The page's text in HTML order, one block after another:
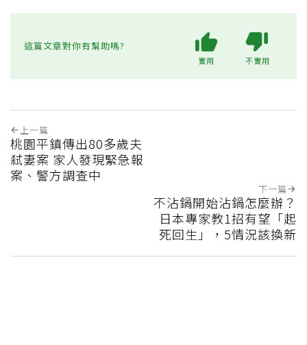
這篇文章對你有幫助嗎?
實用 不實用
上一篇
桃園平鎮傳出80多歲夫
弒妻案 家人發現緊急報
案、警方調查中
下一篇
不沾鍋開始沾鍋怎麼辦？
日本專家教1招有望「起
死回生」，5情況該換新